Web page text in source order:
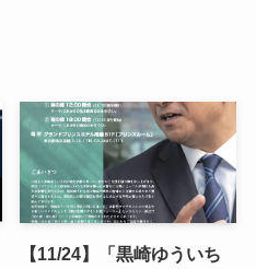
【11/24】「黒崎ゆういち